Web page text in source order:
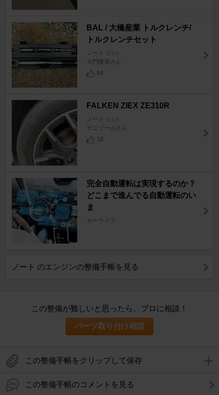
BAL / 大橋産業 トルクレンチ/
トルクレンチセット
ノート [E12]
大門隊長さん
64
FALKEN ZIEX ZE310R
ノート [E12]
ヤニゾールさん
16
完全自動運転は実現するのか？
どこまで進んでる自動運転のい
ま
カーライフ
ノート のエンジンの整備手帳を見る
この整備が難しいと思ったら、プロに相談！
パーツ取り付け相談
この整備手帳をクリップして保存
この整備手帳のコメントを見る